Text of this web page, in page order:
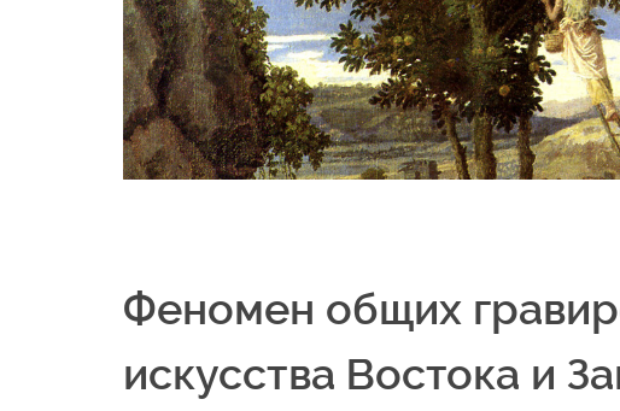
Феномен общих
искусства Востока и